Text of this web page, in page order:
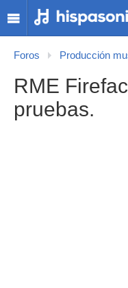
Foros Producción
RME
pruebas.